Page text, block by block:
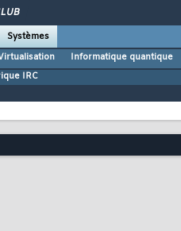
Systèmes
Informatique quantique
IRC